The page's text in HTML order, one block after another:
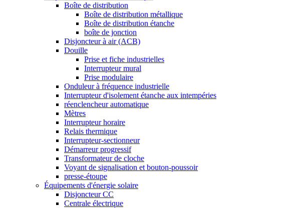
Boîte de distribution
Boîte de distribution métallique
Boîte de distribution étanche
boîte de jonction
Disjoncteur à air (ACB)
Douille
Prise et fiche industrielles
Interrupteur mural
Prise modulaire
Onduleur à fréquence industrielle
Interrupteur d'isolement étanche aux intempéries
réenclencheur automatique
Mètres
Interrupteur horaire
Relais thermique
Interrupteur-sectionneur
Démarreur progressif
Transformateur de cloche
Voyant de signalisation et bouton-poussoir
presse-étoupe
Équipements d'énergie solaire
Disjoncteur CC
Centrale électrique